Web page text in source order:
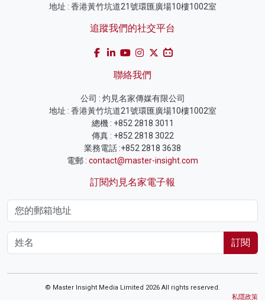
地址 : 香港黃竹坑道21號環匯廣場10樓1002室
追蹤我們的社交平台
聯絡我們
公司 : 灼見名家傳媒有限公司
地址 : 香港黃竹坑道21號環匯廣場10樓1002室
總機 : +852 2818 3011
傳真 : +852 2818 3022
業務電話 :+852 2818 3638
電郵 : contact@master-insight.com
訂閱灼見名家電子報
訂閱
© Master Insight Media Limited 2026 All rights reserved.
私隱政策